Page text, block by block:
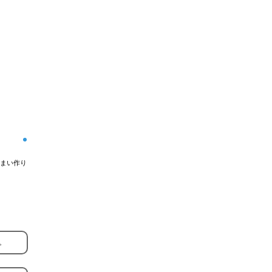
い作り